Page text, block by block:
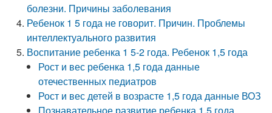
болезни. Причины заболевания
Ребенок 1 5 года не говорит. Причин. Проблемы
интеллектуального развития
Воспитание ребенка 1 5-2 года. Ребенок 1,5 года
Рост и вес ребенка 1,5 года данные
отечественных педиатров
Рост и вес детей в возрасте 1,5 года данные ВОЗ